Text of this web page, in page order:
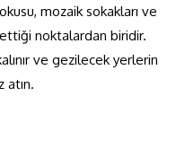
mozaik sokakları ve
noktalardan biridir.
ve gezilecek yerlerin
atın.